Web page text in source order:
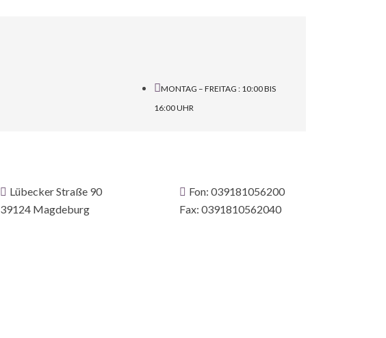
MONTAG – FREITAG : 10:00 BIS
16:00 UHR
Lübecker Straße 90
39124 Magdeburg
Fon: 039181056200
Fax: 0391810562040